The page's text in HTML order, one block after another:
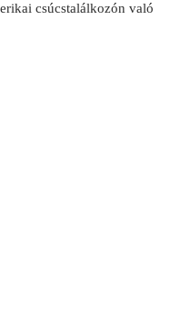
csúcstalálkozón való